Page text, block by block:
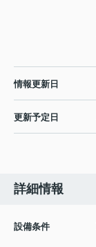
情報更新日
更新予定日
詳細情報
設備条件